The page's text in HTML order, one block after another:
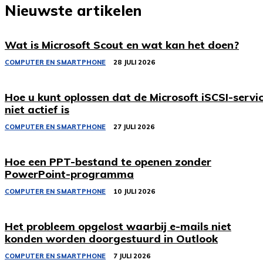
Nieuwste artikelen
Wat is Microsoft Scout en wat kan het doen?
COMPUTER EN SMARTPHONE 28 JULI 2026
Hoe u kunt oplossen dat de Microsoft iSCSI-
niet actief is
COMPUTER EN SMARTPHONE 27 JULI 2026
Hoe een PPT-bestand te openen zonder
PowerPoint-programma
COMPUTER EN SMARTPHONE 10 JULI 2026
Het probleem opgelost waarbij e-mails niet
konden worden doorgestuurd in Outlook
COMPUTER EN SMARTPHONE 7 JULI 2026